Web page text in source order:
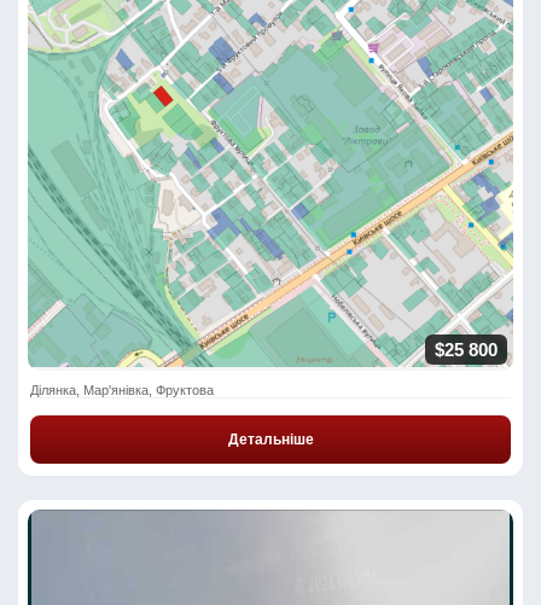
$25 800
Ділянка, Мар'янівка, Фруктова
Детальніше